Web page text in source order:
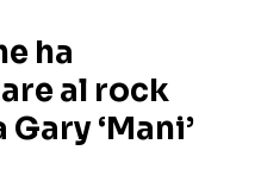
TESTI CANZONI
TOUR ED EVENTI
TALENT SHOW
ha
al rock
‘Mani’